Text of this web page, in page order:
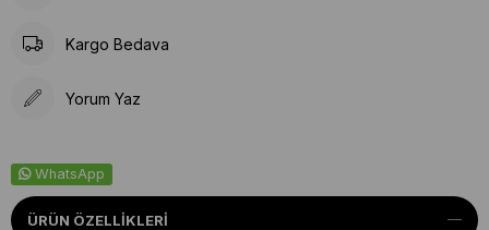
Kargo Bedava
Yorum Yaz
WhatsApp
ÜRÜN ÖZELLIKLERI